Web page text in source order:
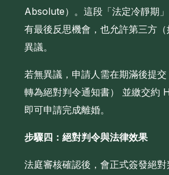
Absolute）。這段「法定冷靜期
有最後反思機會，也允許第三方
異議。
若無異議，申請人需在期滿後提
轉為絕對判令通知書） 並繳交約
即可申請完成離婚。
步驟四：絕對判令與法律效果
法庭審核確認後，會正式簽發絕